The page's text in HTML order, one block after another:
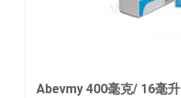
Abevmy 400毫克/ 16毫升